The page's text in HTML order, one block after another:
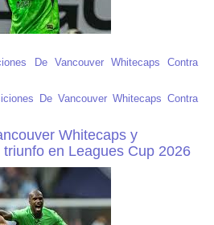
De Vancouver Whitecaps Contra
De Vancouver Whitecaps Contra
Whitecaps y
en Leagues Cup 2026